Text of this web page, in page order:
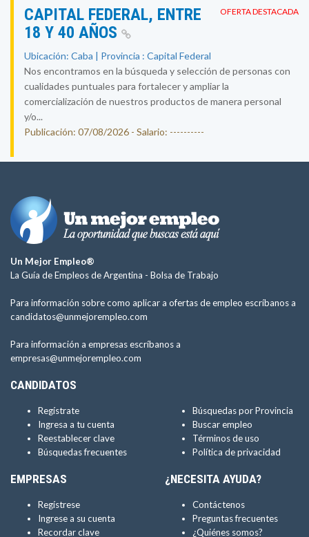
OFERTA DESTACADA
CAPITAL FEDERAL, ENTRE
18 Y 40 AÑOS
Ubicación: Caba | Provincia : Capital Federal
Nos encontramos en la búsqueda y selección de personas con
cualidades puntuales para fortalecer y ampliar la
comercialización de nuestros productos de manera personal
y/o...
Publicación: 07/08/2026 - Salario: ----------
Un Mejor Empleo®
La Guía de Empleos de Argentina - Bolsa de Trabajo
Para información sobre como aplicar a ofertas de empleo escríbanos a
candidatos@unmejorempleo.com
Para información a empresas escríbanos a
empresas@unmejorempleo.com
CANDIDATOS
Regístrate
Ingresa a tu cuenta
Reestablecer clave
Búsquedas frecuentes
Búsquedas por Provincia
Buscar empleo
Términos de uso
Política de privacidad
EMPRESAS
Regístrese
Ingrese a su cuenta
Recordar clave
¿NECESITA AYUDA?
Contáctenos
Preguntas frecuentes
¿Quiénes somos?